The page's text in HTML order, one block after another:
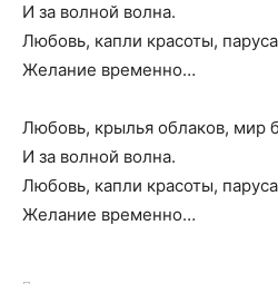
И за волной волна.
Любовь, капли красоты,
Желание временно…
Любовь, крылья облаков, мир
И за волной волна.
Любовь, капли красоты,
Желание временно…